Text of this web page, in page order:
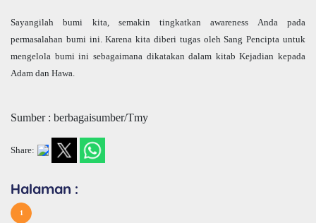
Sayangilah bumi kita, semakin tingkatkan awareness Anda pada
permasalahan bumi ini. Karena kita diberi tugas oleh Sang Pencipta untuk
mengelola bumi ini sebagaimana dikatakan dalam kitab Kejadian kepada
Adam dan Hawa.
Sumber : berbagaisumber/Tmy
Share:
Halaman :
1